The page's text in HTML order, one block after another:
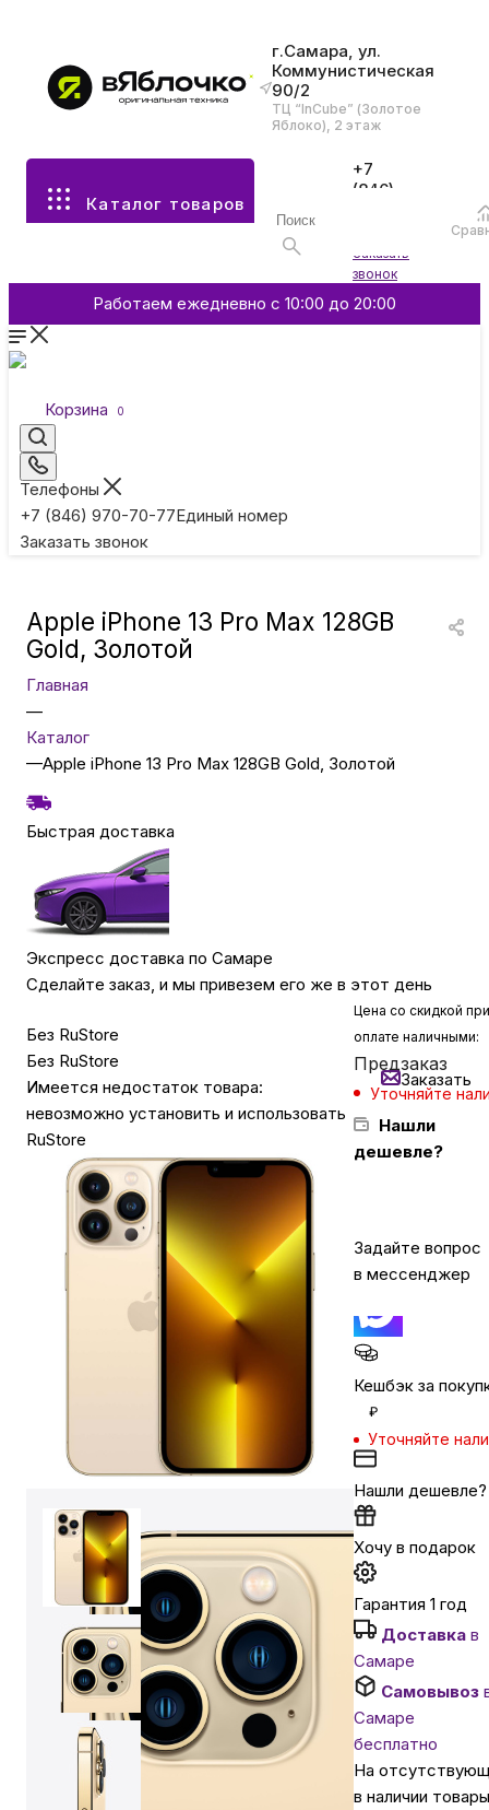
г.Самара, ул.
Коммунистическая
90/2
ТЦ “InCube” (Золотое
Яблоко), 2 этаж
Каталог товаров
+7
(846)
Заказать
звонок
Работаем ежедневно с 10:00 до 20:00
Корзина 0
Телефоны
+7 (846) 970-70-77Единый номер
Заказать звонок
Все разделы каталога
Аксессуары
Смартфоны и гаджеты
Умные кольца
Туризм и отдых
Бытовая техника
Красота и здоровье
Сумки и чемоданы
Для дома и дачи
Для домашних питомцев
Умный дом и безопасность
Автомобильные аксессуары
Сервисный центр Apple в Самаре
Подарочные сертификаты
Аудио
Apple iPhone 13 Pro Max 128GB
Gold, Золотой
Главная
—
Каталог
—Apple iPhone 13 Pro Max 128GB Gold, Золотой
Быстрая доставка
Экспресс доставка по Самаре
Сделайте заказ, и мы привезем его же в этот день
Без RuStore
Без RuStore
Имеется недостаток товара:
невозможно установить и использовать
RuStore
Цена со скидкой при
оплате наличными:
Предзаказ
Уточняйте
Нашли
дешевле?
Заказать
Задайте вопрос
в мессенджер
Кешбэк за
₽
Уточняйте
Нашли дешевле?
Хочу в подарок
Гарантия 1 год
Доставка в
Самаре
Самовывоз
Самаре
бесплатно
На
в наличии товары